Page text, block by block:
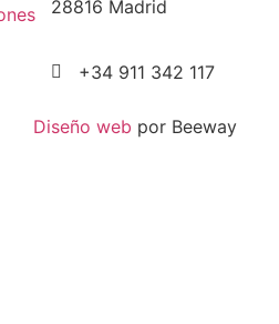
28816 Madrid
+34 911 342 117
Diseño web por Beeway